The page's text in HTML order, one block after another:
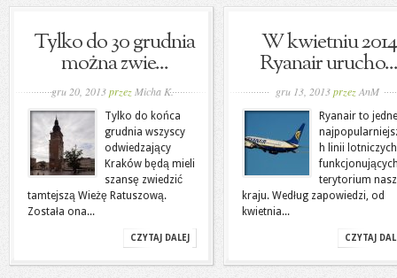
Tylko do 30 grudnia
można zwie...
gru 20, 2013przez Micha K.
Tylko do końca
grudnia wszyscy
odwiedzający
Kraków będą mieli
szansę zwiedzić
tamtejszą Wieżę Ratuszową.
Została ona...
CZYTAJ DALEJ
W kwietniu 2014
Ryanair urucho...
gru 13, 2013przez AnM
Ryanair to
h linii lotniczych
terytorium
kraju. Według zapowiedzi, od
kwietnia...
CZYTAJ